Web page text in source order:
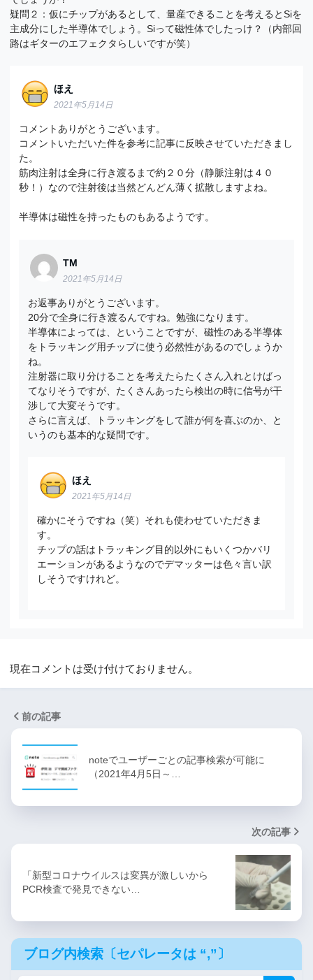
疑問２：仮にチップがあるとして、量産できることを考えるとSiを
主成分にした半導体でしょう。Siって磁性体でしたっけ？（内部回
路はギターのエフェクタらしいですが笑）
ほえ
2021年5月14日
コメントありがとうございます。
コメントいただいた件を参考に記事に反映させていただきまし
た。
筋肉注射は全身に行き渡るまで約２０分（静脈注射は４０
秒！）なので注射後は当然どんどん薄く拡散しますよね。
半導体は磁性を持ったものもあるようです。
TM
2021年5月14日
お返事ありがとうございます。
20分で全身に行き渡るんですね。勉強になります。
半導体によっては、ということですが、磁性のある半導体
をトラッキング用チップに使う必然性があるのでしょうか
ね。
注射器に取り分けることを考えたらたくさん入れとけばっ
てなりそうですが、たくさんあったら検出の時に信号が干
渉して大変そうです。
さらに言えば、トラッキングをして誰が何を喜ぶのか、と
いうのも基本的な疑問です。
ほえ
2021年5月14日
確かにそうですね（笑）それも使わせていただきま
す。
チップの話はトラッキング目的以外にもいくつかバリ
エーションがあるようなのでデマッターは色々言い訳
しそうですけれど。
現在コメントは受け付けておりません。
前の記事
noteでユーザーごとの記事検索が可能に
（2021年4月5日～…
次の記事
「新型コロナウイルスは変異が激しいから
PCR検査で発見できない…
ブログ内検索〔セパレータは “,”〕